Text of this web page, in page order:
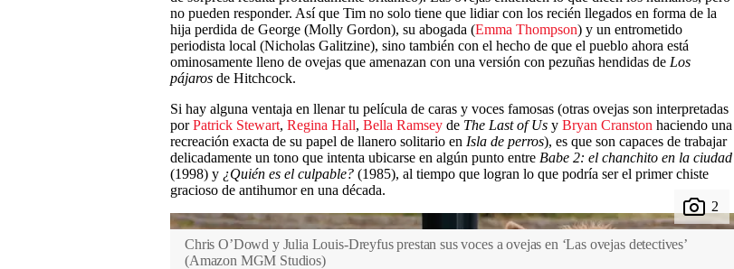
no pueden responder. Así que Tim no solo tiene que lidiar con los recién llegados en forma de la
hija perdida de George (Molly Gordon), su abogada (Emma Thompson) y un entrometido
periodista local (Nicholas Galitzine), sino también con el hecho de que el pueblo ahora está
ominosamente lleno de ovejas que amenazan con una versión con pezuñas hendidas de Los
pájaros de Hitchcock.
Si hay alguna ventaja en llenar tu película de caras y voces famosas (otras ovejas son interpretadas
porPatrick Stewart, Regina Hall, Bella Ramsey de The Last of Us y Bryan Cranston haciendo una
recreación exacta de su papel de llanero solitario en Isla de perros), es que son capaces de trabajar
delicadamente un tono que intenta ubicarse en algún punto entre Babe 2: el chanchito en la ciudad
(1998) y ¿Quién es el culpable? (1985), al tiempo que logran lo que podría ser el primer chiste
gracioso de antihumor en una década.
Chris O’Dowd y Julia Louis-Dreyfus prestan sus voces a ovejas en ‘Las ovejas detectives’
(Amazon MGM Studios)